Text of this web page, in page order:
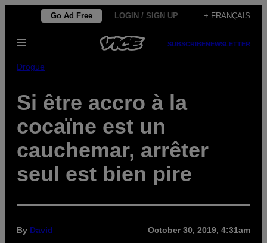
content
Go Ad Free LOGIN / SIGN UP + FRANÇAIS
Open
SUBSCRIBENEWSLETTER
Drogue
Si être accro à la
cocaïne est un
cauchemar, arrêter
seul est bien pire
By David October 30, 2019, 4:31am